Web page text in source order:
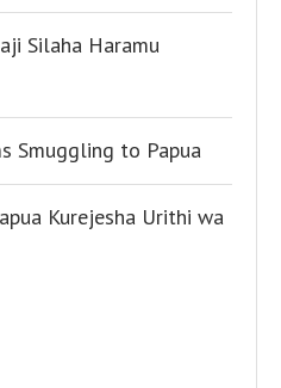
Silaha Haramu
Smuggling to Papua
Kurejesha Urithi wa